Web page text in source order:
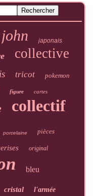
john japonais
collective
tricot pokemon
figure cartes
collectif
porcelaine pièces
original
bleu
cristal l'armée